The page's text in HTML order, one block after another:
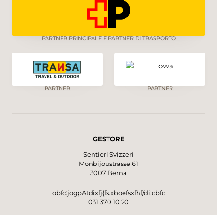
PARTNER PRINCIPALE E PARTNER DI TRASPORTO
PARTNER PARTNER
GESTORE
Sentieri Svizzeri
Monbijoustrasse 61
3007 Berna
obfc:jogpAtdixfj{fs.xboefsxfhf/di:obfc
031 370 10 20